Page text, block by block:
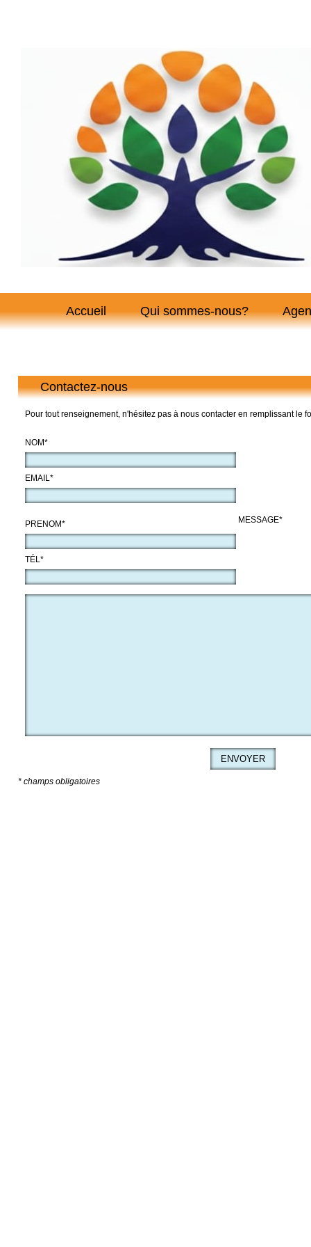
Accueil Qui sommes-nous?
Contactez-nous
Pour tout renseignement, n'hésitez pas à nous contacter en remplissant le
NOM*
EMAIL*
PRENOM*
TÉL*
MESSAGE*
* champs obligatoires